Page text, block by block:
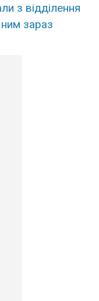
з відділення
зараз